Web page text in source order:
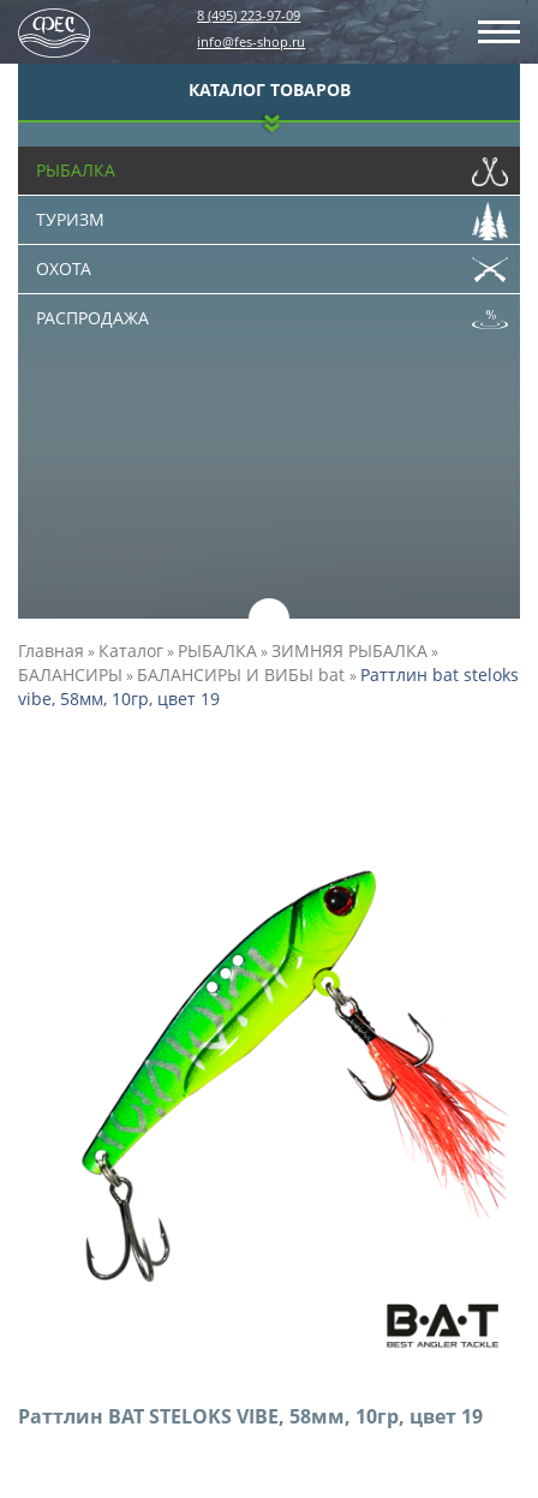
8 (495) 223-97-09
info@fes-shop.ru
КАТАЛОГ ТОВАРОВ
РЫБАЛКА
ТУРИЗМ
ОХОТА
РАСПРОДАЖА
Главная » Каталог» РЫБАЛКА»ЗИМНЯЯ РЫБАЛКА»
БАЛАНСИРЫ » БАЛАНСИРЫ И ВИБЫ bat » Раттлин bat steloks
vibe, 58мм, 10гр, цвет 19
Раттлин BAT STELOKS VIBE, 58мм, 10гр, цвет 19